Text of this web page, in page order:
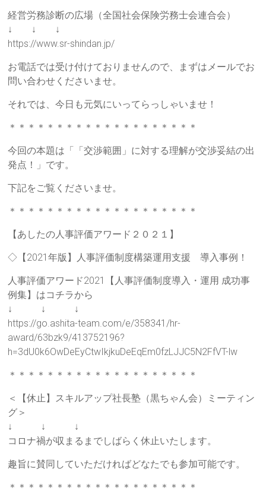
に
据
え
本
質
的
研
修
サ
ー
ビ
を
ご
供
ま
す。
経営労務診断の広場（全国社会保険労務士会連合会）
↓ ↓ ↓
https://www.sr-shindan.jp/
お電話では受け付けておりませんので、まずはメールでお
問い合わせくださいませ。
それでは、今日も元気にいってらっしゃいませ！
＊＊＊＊＊＊＊＊＊＊＊＊＊＊＊＊＊＊＊＊
今回の本題は「「交渉範囲」に対する理解が交渉妥結の出
発点！」です。
下記をご覧くださいませ。
＊＊＊＊＊＊＊＊＊＊＊＊＊＊＊＊＊＊＊＊
【あしたの人事評価アワード２０２１】
◇【2021年版】人事評価制度構築運用支援 導入事例！
人事評価アワード2021【人事評価制度導入・運用 成功事
例集】はコチラから
↓ ↓ ↓
https://go.ashita-team.com/e/358341/hr-
award/63bzk9/413752196?
h=3dU0k6OwDeEyCtwIkjkuDeEqEm0fzLJJC5N2FfVT-lw
＊＊＊＊＊＊＊＊＊＊＊＊＊＊＊＊＊＊＊＊
＜【休止】スキルアップ社長塾（黒ちゃん会）ミーティン
グ＞
↓ ↓ ↓
コロナ禍が収まるまでしばらく休止いたします。
趣旨に賛同していただければどなたでも参加可能です。
＊＊＊＊＊＊＊＊＊＊＊＊＊＊＊＊＊＊＊＊